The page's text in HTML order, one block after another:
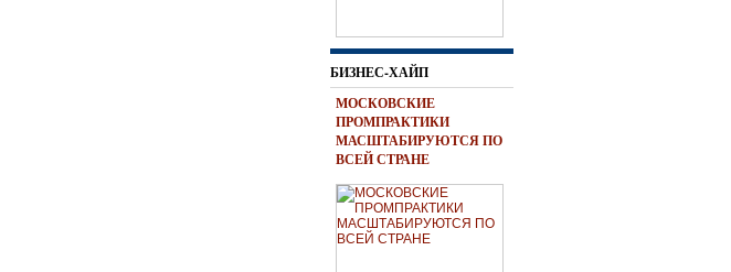
БИЗНЕС-ХАЙП
МОСКОВСКИЕ
ПРОМПРАКТИКИ
МАСШТАБИРУЮТСЯ ПО
ВСЕЙ СТРАНЕ